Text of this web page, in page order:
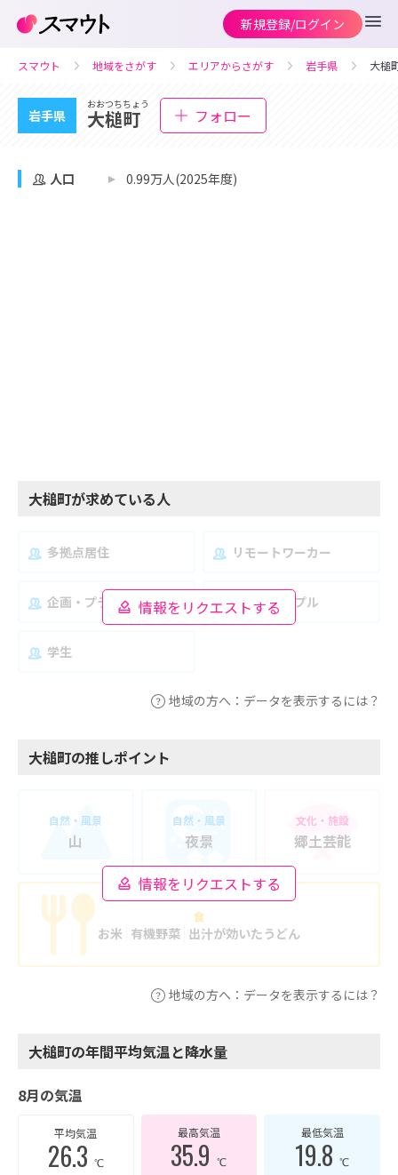
新規登録/ログイン
スマウト 地域をさがす エリアからさがす 岩手県 大槌
岩手県
おおつちちょう
大槌町 フォロー
人口 0.99万人(2025年度)
大槌町が求めている人
情報をリクエストする
多拠点居住 リモートワーカー
企画・プランナー 夫婦・カップル
学生
地域の方へ：データを表示するには？
大槌町の推しポイント
情報をリクエストする
自然・風景
山
自然・風景
夜景
文化・施設
郷土芸能
食
お米 有機野菜 出汁が効いたうどん
地域の方へ：データを表示するには？
大槌町の年間平均気温と降水量
8月の気温
平均気温
26.3 ℃
最高気温
35.9℃
最低気温
19.8℃